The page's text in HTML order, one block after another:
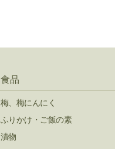
食品
梅、梅にんにく
ふりかけ・ご飯の素
漬物